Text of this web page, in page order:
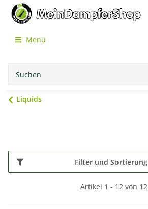
Menü
Liquids
Filter und Sortierung
Artikel 1 - 12 von 12